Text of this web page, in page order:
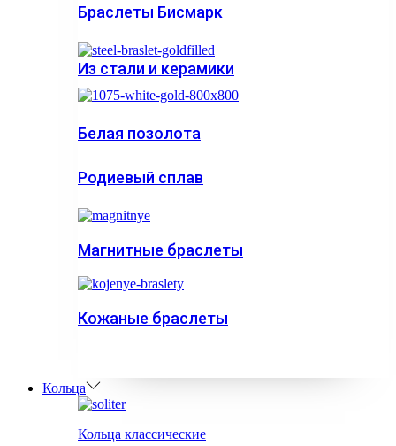
Браслеты Бисмарк
Из стали и керамики
Белая позолота
Родиевый сплав
Магнитные браслеты
Кожаные браслеты
Кольца
Кольца классические